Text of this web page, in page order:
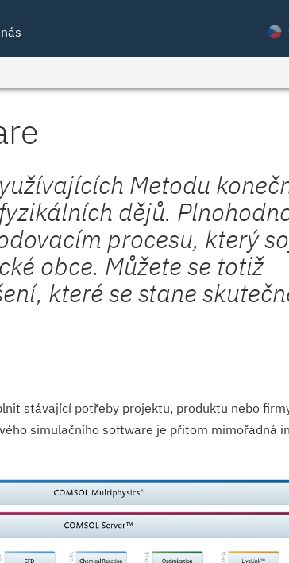
Metodu
dějů.
procesu, který
obce. Můžete se totiž
které se stane
stávající potřeby projektu, produktu nebo
simulačního software je přitom mimořádná